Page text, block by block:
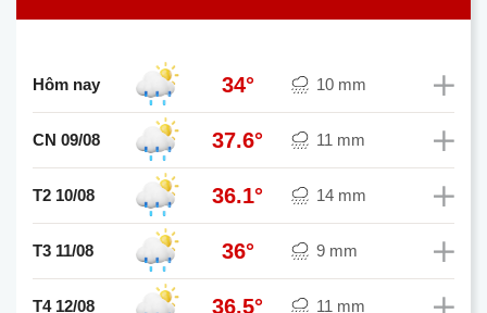
Hôm nay 34° 10 mm
CN 09/08 37.6° 11 mm
T2 10/08 36.1° 14 mm
T3 11/08 36° 9 mm
T4 12/08 36.5° 11 mm